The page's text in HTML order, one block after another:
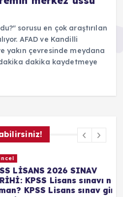
sorusu en çok araştırılan
AFAD ve Kandilli
yakın çevresinde meydana
dakika kaydetmeye
2026 SINAV
KPSS Lisans sınavı ne
KPSS Lisans sınav giriş